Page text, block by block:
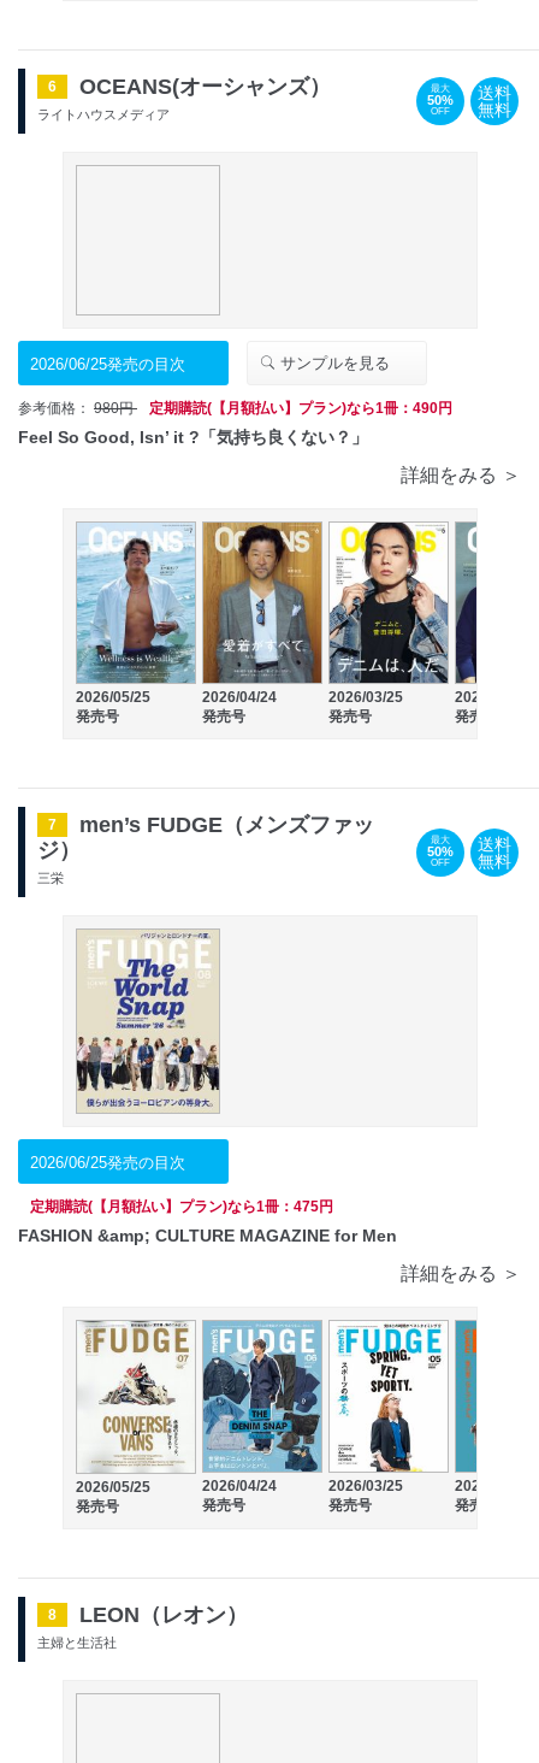
6 OCEANS(オーシャンズ）
ライトハウスメディア
最大
50%
OFF
送料
無料
2026/06/25発売の目次 サンプルを見る
参考価格： 980円 定期購読(【月額払い】プラン)なら1冊：490円
Feel So Good, Isn’ it ?「気持ち良くない？」
詳細をみる ＞
2026/05/25
発売号
2026/04/24
発売号
2026/03/25
発売号
2026/02/25
発売号
7
men’s FUDGE（メンズファッ
ジ）
三栄
最大
50%
OFF
送料
無料
2026/06/25発売の目次
定期購読(【月額払い】プラン)なら1冊：475円
FASHION &amp; CULTURE MAGAZINE for Men
詳細をみる ＞
2026/05/25
発売号
2026/04/24
発売号
2026/03/25
発売号
2026/02/25
発売号
8 LEON（レオン）
主婦と生活社